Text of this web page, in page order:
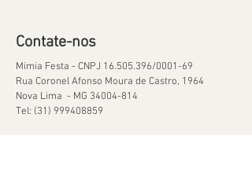
Contate-nos
Mimia Festa - CNPJ 16.505.396/0001-69
Rua Coronel Afonso Moura de Castro, 1964
Nova Lima - MG 34004-814
Tel: (31) 999408859